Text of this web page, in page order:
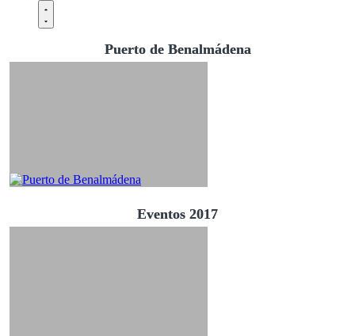
Puerto de Benalmádena
Eventos 2017